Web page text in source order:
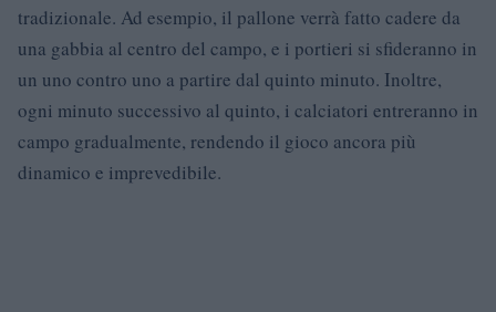
tradizionale. Ad esempio, il pallone verrà fatto cadere da
una gabbia al centro del campo, e i portieri si sfideranno in
un uno contro uno a partire dal quinto minuto. Inoltre,
ogni minuto successivo al quinto, i calciatori entreranno in
campo gradualmente, rendendo il gioco ancora più
dinamico e imprevedibile.